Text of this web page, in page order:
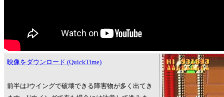
映像をダウンロード (QuickTime)
前半はJウイングで破壊できる障害物が多く出てき